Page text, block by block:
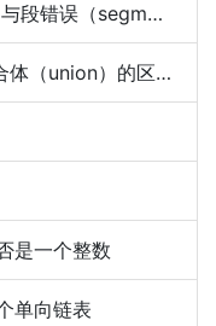
segmentation fault）
（union）的区别
是一个整数
单向链表